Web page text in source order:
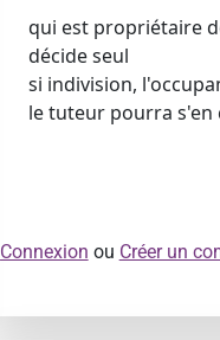
qui est propriétaire
décide seul
si indivision,
le tuteur pourra s'en
Connexion ou Créer un